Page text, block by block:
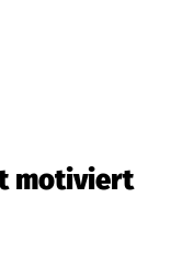
motiviert